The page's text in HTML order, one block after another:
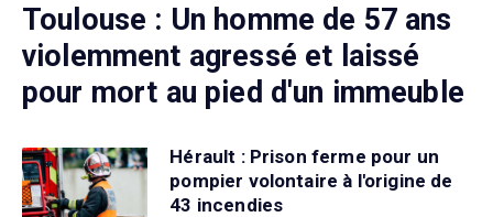
Toulouse : Un homme de 57 ans
violemment agressé et laissé
pour mort au pied d'un immeuble
Hérault : Prison ferme pour un
pompier volontaire à l'origine de
43 incendies